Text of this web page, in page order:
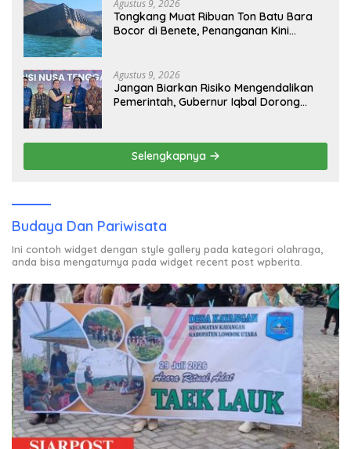
Agustus 9, 2026
Tongkang Muat Ribuan Ton Batu Bara
Bocor di Benete, Penanganan Kini
Agustus 9, 2026
Jangan Biarkan Risiko Mengendalikan
Pemerintah, Gubernur Iqbal Dorong
Selengkapnya
Budaya Dan Pariwisata
Ini contoh widget dengan style gallery pada kategori olahraga,
anda bisa mengaturnya pada widget recent post wpberita.